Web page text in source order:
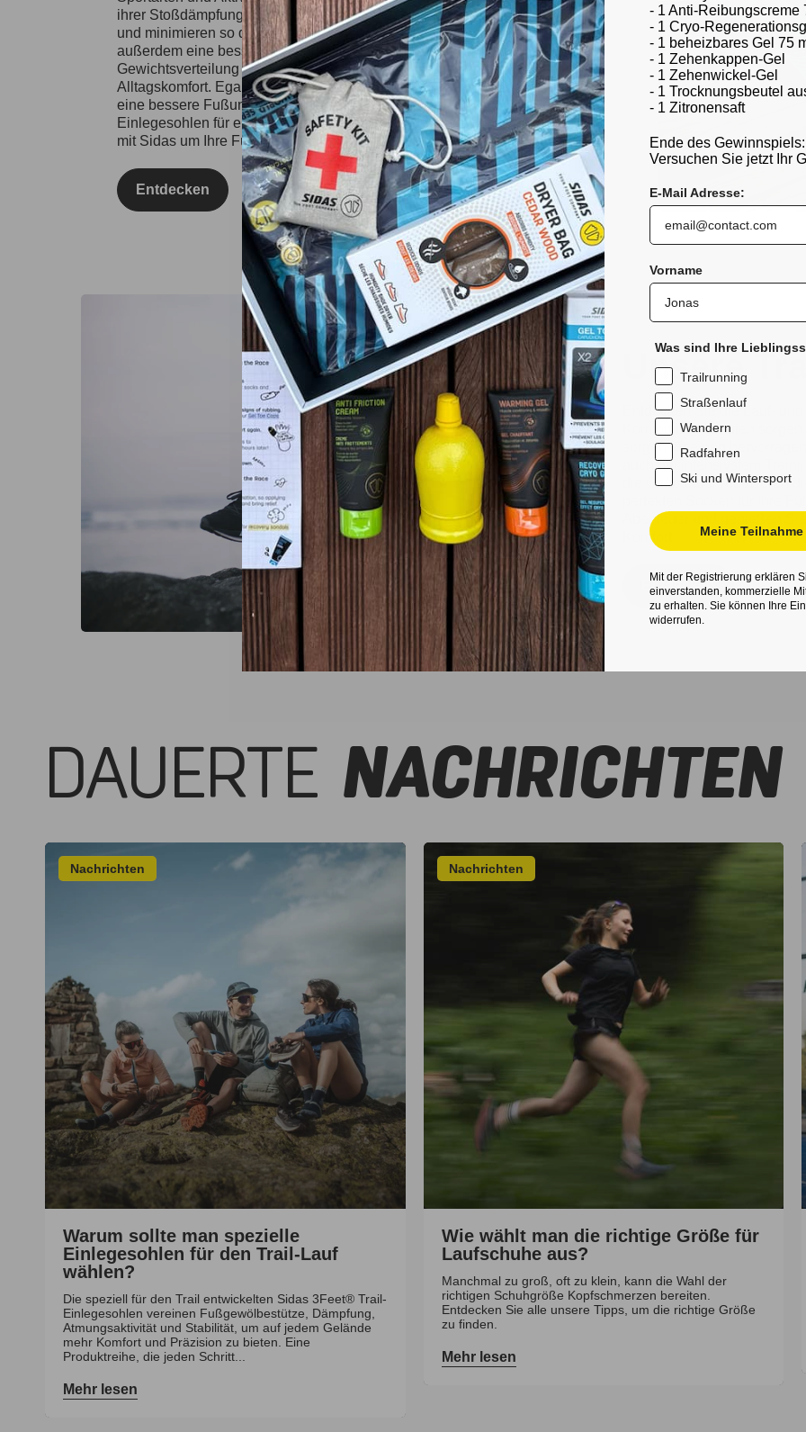
ihrer Stoßdämpfungstechnologie reduzieren sie die Belastung Ihrer Gelenke
und minimieren so das Verletzungsrisiko. Sidas-Einlegesohlen fördern
außerdem eine bessere Körperhaltung und eine ausgewogene
Gewichtsverteilung und steigern so Ihre sportliche Leistung und Ihren
Alltagskomfort. Egal, ob Sie leidenschaftlicher Sportler sind oder einfach nur
eine bessere Fußunterstützung suchen, entscheiden Sie sich für Sidas-
Einlegesohlen für ein optimiertes Lauf- und Sporterlebnis. Kümmern Sie sich
mit Sidas um Ihre Füße und bleiben Sie in Topform, egal bei welcher Aktivität!
Entdecken
Unsere
Entdecken Sie die Lauf-
Komfort beim Laufen
sorgen für einen
auch bei intensivstem
die Griffbänder reduzieren
perfekten Socken für Ihre
Abenteuer und genießen
Komfort.
Entdecken
DAUERTE NACHRICHTEN
Nachrichten
Warum sollte man spezielle
Einlegesohlen für den Trail-Lauf
wählen?
Die speziell für den Trail entwickelten Sidas 3Feet® Trail-
Einlegesohlen vereinen Fußgewölbestütze, Dämpfung,
Atmungsaktivität und Stabilität, um auf jedem Gelände
mehr Komfort und Präzision zu bieten. Eine
Produktreihe, die jeden Schritt...
Mehr lesen
Nachrichten
Wie wählt man die richtige Größe für
Laufschuhe aus?
Manchmal zu groß, oft zu klein, kann die Wahl der
richtigen Schuhgröße Kopfschmerzen bereiten.
Entdecken Sie alle unsere Tipps, um die richtige Größe
zu finden.
Mehr lesen
- 1 Anti-Reibungscreme
- 1 Cryo-
- 1 beheizbares Gel 75
- 1 Zehenkappen-Gel
- 1 Zehenwickel-Gel
- 1 Trocknungsbeutel
- 1 Zitronensaft
Ende des
Versuchen Sie jetzt Ihr
E-Mail Adresse:
Vorname
Was sind Ihre
Trailrunning
Straßenlauf
Wandern
Radfahren
Ski und Wintersport
Meine
Mit der Registrierung erklären
einverstanden, kommerzielle
zu erhalten. Sie können Ihre
widerrufen.